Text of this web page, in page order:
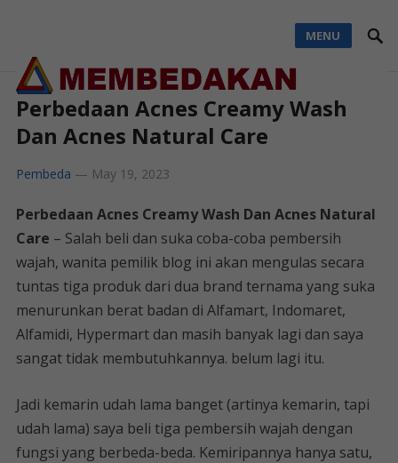
MENU
Perbedaan Acnes Creamy Wash
Dan Acnes Natural Care
Pembeda — May 19, 2023
Perbedaan Acnes Creamy Wash Dan Acnes Natural
Care – Salah beli dan suka coba-coba pembersih
wajah, wanita pemilik blog ini akan mengulas secara
tuntas tiga produk dari dua brand ternama yang suka
menurunkan berat badan di Alfamart, Indomaret,
Alfamidi, Hypermart dan masih banyak lagi dan saya
sangat tidak membutuhkannya. belum lagi itu.
Jadi kemarin udah lama banget (artinya kemarin, tapi
udah lama) saya beli tiga pembersih wajah dengan
fungsi yang berbeda-beda. Kemiripannya hanya satu,